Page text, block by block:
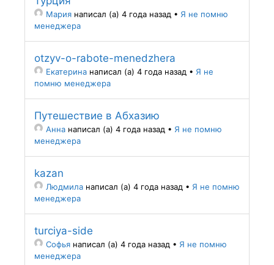
Мария написал (а) 4 года назад • Я не помню
менеджера
otzyv-o-rabote-menedzhera
Екатерина написал (а) 4 года назад • Я не
помню менеджера
Путешествие в Абхазию
Анна написал (а) 4 года назад • Я не помню
менеджера
kazan
Людмила написал (а) 4 года назад • Я не помню
менеджера
turciya-side
Софья написал (а) 4 года назад • Я не помню
менеджера